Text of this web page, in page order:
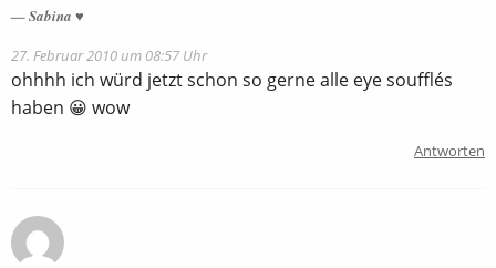
Sabina ♥
27. Februar 2010 um 08:57 Uhr
ohhhh ich würd jetzt schon so gerne alle eye soufflés
haben 😀 wow
Antworten